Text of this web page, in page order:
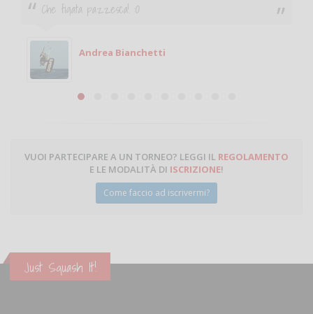
Ciao. Sono a Treviglio da poco e vorrei tornare a
giocare. Se sei in zona e puoi giocare fammi sapere.
Michele
Michele Miglionico
VUOI PARTECIPARE A UN TORNEO? LEGGI IL REGOLAMENTO
E LE MODALITÀ DI ISCRIZIONE!
Come faccio ad iscrivermi?
Just Squash It!